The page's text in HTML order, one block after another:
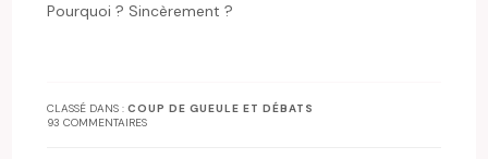
Pourquoi ? Sincèrement ?
CLASSÉ DANS :COUP DE GUEULE ET DÉBATS
93 COMMENTAIRES